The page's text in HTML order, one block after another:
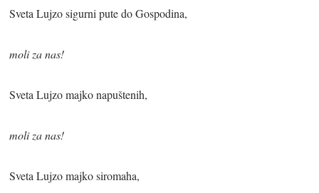
Sveta Lujzo sigurni pute do Gospodina,
moli za nas!
Sveta Lujzo majko napuštenih,
moli za nas!
Sveta Lujzo majko siromaha,